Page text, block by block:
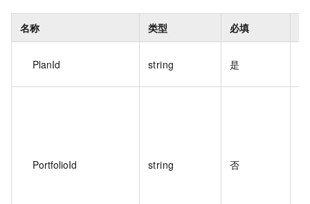
名称 类型 必填
PlanId string 是
PortfolioId string 否